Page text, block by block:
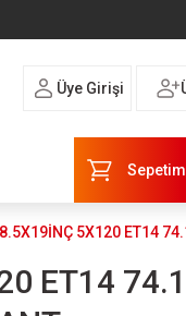
Üye Girişi
Sepetim
5X120 ET14
ET14 74.1